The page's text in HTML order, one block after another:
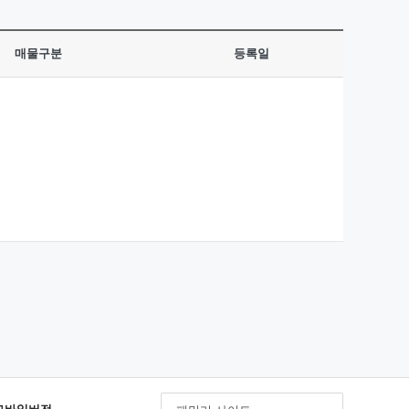
매물구분 등록일